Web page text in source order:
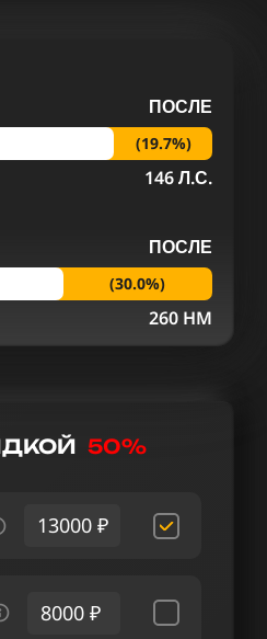
ПОСЛЕ
(19.7%)
146 Л.С.
ПОСЛЕ
(30.0%)
260 HM
50%
13000 ₽
8000 ₽